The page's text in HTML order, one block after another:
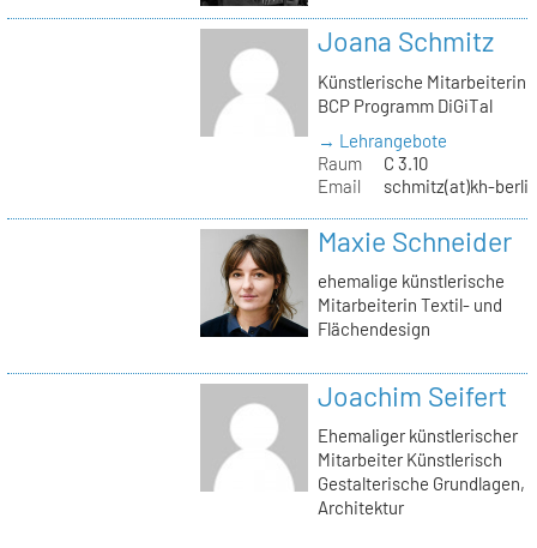
Joana Schmitz
Künstlerische Mitarbeiterin
BCP Programm DiGiTal
→ Lehrangebote
Raum
C 3.10
Email
schmitz(at)kh-
Maxie Schneider
ehemalige künstlerische
Mitarbeiterin Textil- und
Flächendesign
Joachim Seifert
Ehemaliger künstlerischer
Mitarbeiter Künstlerisch
Gestalterische Grundlagen,
Architektur